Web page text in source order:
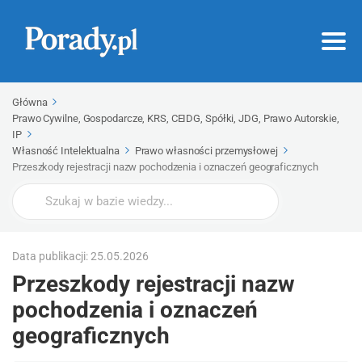
Główna
Prawo Cywilne, Gospodarcze, KRS, CEIDG, Spółki, JDG, Prawo Autorskie,
IP
Własność Intelektualna
Prawo własności przemysłowej
Przeszkody rejestracji nazw pochodzenia i oznaczeń geograficznych
Wyszukaj
Data publikacji: 25.05.2026
Przeszkody rejestracji nazw
pochodzenia i oznaczeń
geograficznych